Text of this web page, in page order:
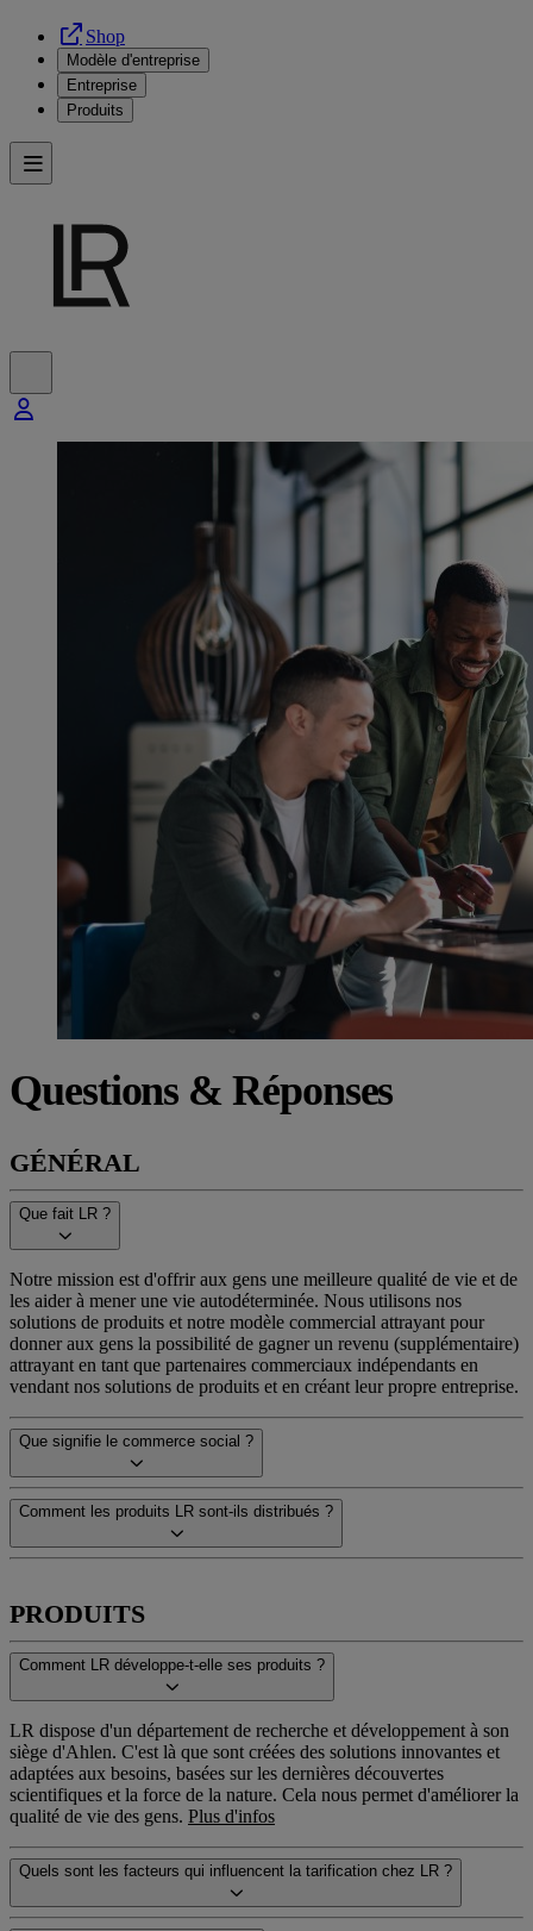
Shop
Modèle d'entreprise
Entreprise
Produits
Questions & Réponses
GÉNÉRAL
Que fait LR ?
Notre mission est d'offrir aux gens une meilleure qualité de vie et de
les aider à mener une vie autodéterminée. Nous utilisons nos
solutions de produits et notre modèle commercial attrayant pour
donner aux gens la possibilité de gagner un revenu (supplémentaire)
attrayant en tant que partenaires commerciaux indépendants en
vendant nos solutions de produits et en créant leur propre entreprise.
Que signifie le commerce social ?
Comment les produits LR sont-ils distribués ?
PRODUITS
Comment LR développe-t-elle ses produits ?
LR dispose d'un département de recherche et développement à son
siège d'Ahlen. C'est là que sont créées des solutions innovantes et
adaptées aux besoins, basées sur les dernières découvertes
scientifiques et la force de la nature. Cela nous permet d'améliorer la
qualité de vie des gens. Plus d'infos
Quels sont les facteurs qui influencent la tarification chez LR ?